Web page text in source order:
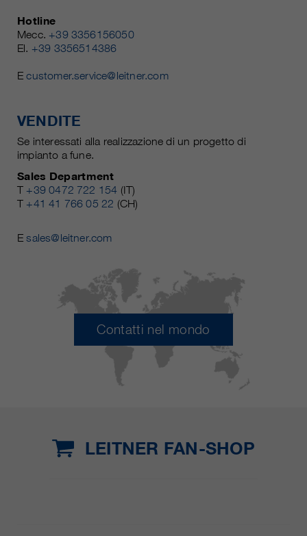
Hotline
Mecc. +39 3356156050
El. +39 3356514386
Ecustomer.service@leitner.com
VENDITE
Se interessati alla realizzazione di un progetto di
impianto a fune.
Sales Department
T +39 0472 722 154 (IT)
T +41 41 766 05 22 (CH)
Esales@leitner.com
Contatti nel mondo
LEITNER FAN-SHOP